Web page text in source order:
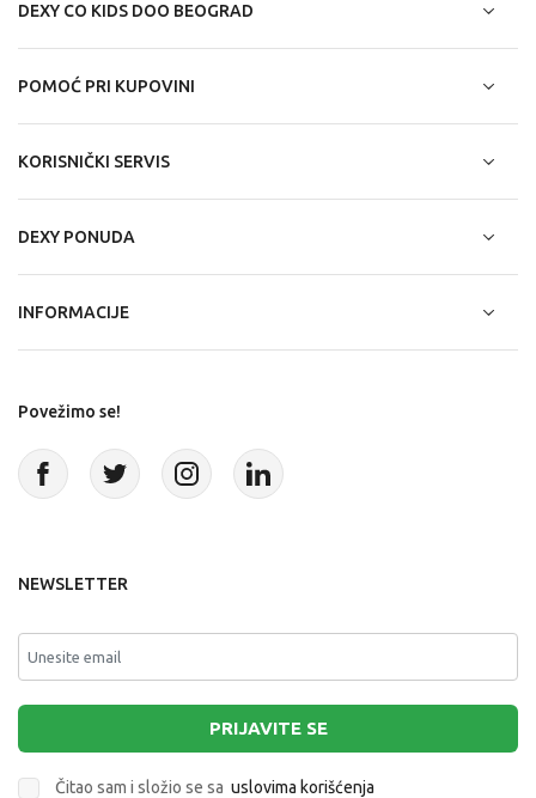
DEXY CO KIDS DOO BEOGRAD
POMOĆ PRI KUPOVINI
KORISNIČKI SERVIS
DEXY PONUDA
INFORMACIJE
Povežimo se!
NEWSLETTER
PRIJAVITE SE
Čitao sam i složio se sa uslovima korišćenja